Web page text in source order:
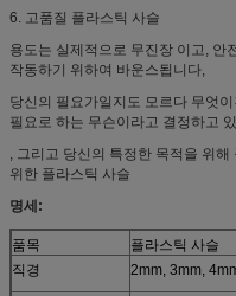
6. 고품질 플라스틱 사슬
용도는 실제적으로 무진장 이고, 안
작동하기 위하여 바운스됩니다,
당신의 필요가일지도 모르다 무엇
필요로 하는 무슨이라고 결정하고
, 그리고 당신의 특정한 목적을 위
위한 플라스틱 사슬
명세:
품목
플라스틱 사슬
직경
2mm, 3mm,